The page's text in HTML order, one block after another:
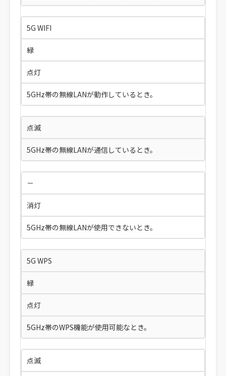
5G WIFI
緑
点灯
5GHz帯の無線LANが動作しているとき。
点滅
5GHz帯の無線LANが通信しているとき。
－
消灯
5GHz帯の無線LANが使用できないとき。
5G WPS
緑
点灯
5GHz帯のWPS機能が使用可能なとき。
点滅